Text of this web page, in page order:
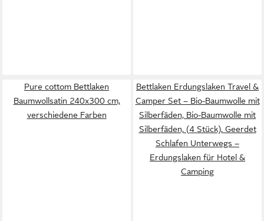
Pure cottom Bettlaken
Baumwollsatin 240x300 cm,
verschiedene Farben
Bettlaken Erdungslaken Travel &
Camper Set – Bio-Baumwolle mit
Silberfäden, Bio-Baumwolle mit
Silberfäden, (4 Stück), Geerdet
Schlafen Unterwegs –
Erdungslaken für Hotel &
Camping